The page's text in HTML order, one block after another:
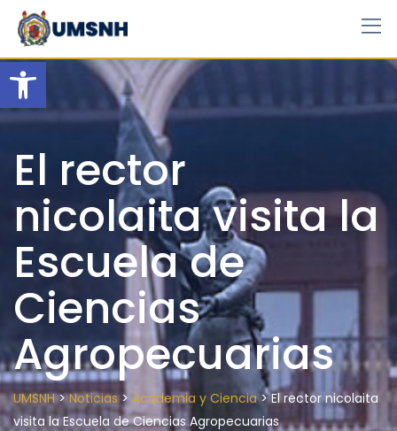
Open toolbar
Skip
content
El rector
nicolaita visita la
Escuela de
Ciencias
Agropecuarias
UMSNH>Noticias> Academia y Ciencia>El rector nicolaita
visita la Escuela de Ciencias Agropecuarias